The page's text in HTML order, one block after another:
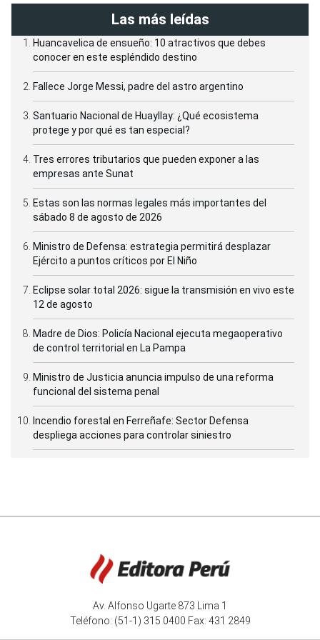
Las más leídas
Huancavelica de ensueño: 10 atractivos que debes
conocer en este espléndido destino
Fallece Jorge Messi, padre del astro argentino
Santuario Nacional de Huayllay: ¿Qué ecosistema
protege y por qué es tan especial?
Tres errores tributarios que pueden exponer a las
empresas ante Sunat
Estas son las normas legales más importantes del
sábado 8 de agosto de 2026
Ministro de Defensa: estrategia permitirá desplazar
Ejército a puntos críticos por El Niño
Eclipse solar total 2026: sigue la transmisión en vivo este
12 de agosto
Madre de Dios: Policía Nacional ejecuta megaoperativo
de control territorial en La Pampa
Ministro de Justicia anuncia impulso de una reforma
funcional del sistema penal
Incendio forestal en Ferreñafe: Sector Defensa
despliega acciones para controlar siniestro
Av. Alfonso Ugarte 873 Lima 1
Teléfono: (51-1) 315 0400 Fax: 431 2849